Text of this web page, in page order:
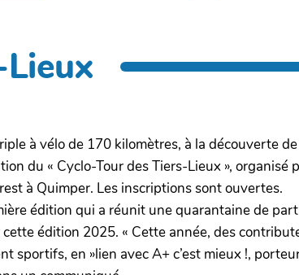
à vélo de 170 kilomètres, à la découverte
du « Cyclo-Tour des Tiers-Lieux », organisé
à Quimper. Les inscriptions sont ouvertes.
édition qui a réunit une quarantaine de
édition 2025. « Cette année, des
sportifs, en »lien avec A+ c’est mieux !,